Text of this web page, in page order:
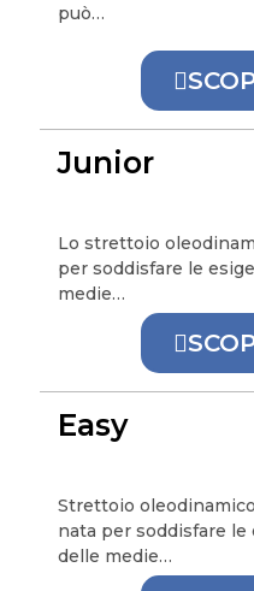
può…
Junior
Lo strettoio
per soddisfare le
medie…
Easy
Strettoio
nata per soddisfare
delle medie…